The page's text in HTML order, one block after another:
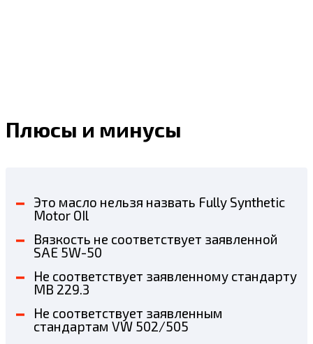
Плюсы и минусы
Это масло нельзя назвать Fully Synthetic
Motor OIl
Вязкость не соответствует заявленной
SAE 5W-50
Не соответствует заявленному стандарту
MB 229.3
Не соответствует заявленным
стандартам VW 502/505